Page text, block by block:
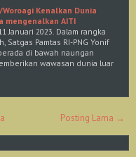
Kenalkan Dunia
mengenalkan AITI
Januari 2023. Dalam rangka
Pamtas RI-PNG Yonif
di bawah naungan
wawasan dunia luar
Posting Lama →